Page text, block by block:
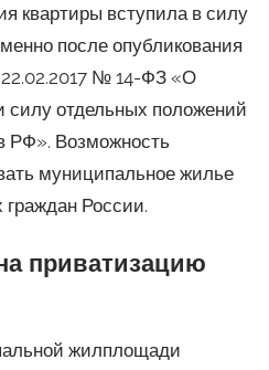
квартиры вступила в силу
после опубликования
22.02.2017 № 14-ФЗ «О
отдельных положений
РФ». Возможность
муниципальное жилье
России.
приватизацию
жилплощади